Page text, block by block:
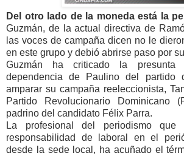
Del otro lado de la moneda está la
Guzmán, de la actual directiva de
las voces de campaña dicen no le
en este grupo y debió abrirse paso por
Guzmán ha criticado la
dependencia de Paulino del partido
amparar su campaña reeleccionista,
Partido Revolucionario Dominicano
padrino del candidato Félix Parra.
La profesional del periodismo que
responsabilidad de laboral en el
desde la sede local, ha acuñado el